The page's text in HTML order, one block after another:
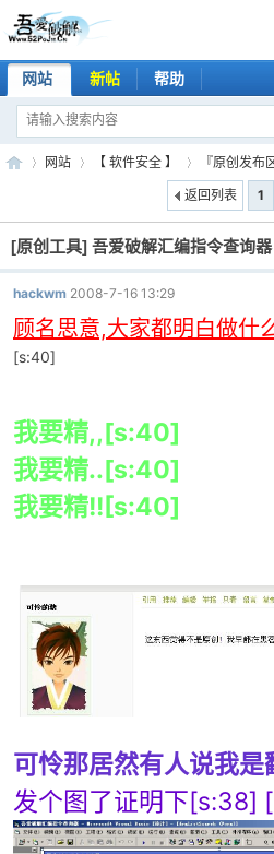
网站 新帖 帮助
吾
爱
»
网站
›
【 软件安全 】
›
『原创发布
1
返回列表
[原创工具] 吾爱破解汇编指令查询器
hackwm 2008-7-16 13:29
顾名思意,大家都明白做什
[s:40]
我要精,,[s:40]
我要精..[s:40]
我要精!![s:40]
可怜那居然有人说我是
发个图了证明下[s:38]